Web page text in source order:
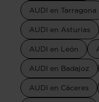
AUDI en Tarragona
AUDI en Asturias
AUDI en León
AUDI en Badajoz
AUDI en Cáceres